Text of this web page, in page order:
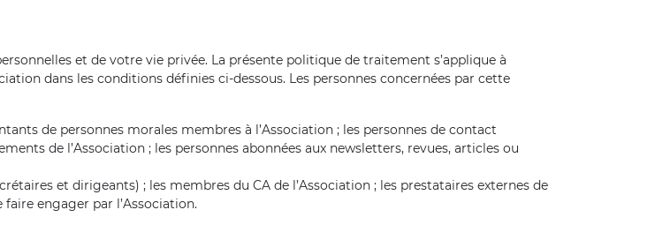
et de votre vie privée. La présente politique de traitement s’applique à
dans les conditions définies ci-dessous. Les personnes concernées par cette
de personnes morales membres à l’Association ; les personnes de contact
de l’Association ; les personnes abonnées aux newsletters, revues, articles ou
et dirigeants) ; les membres du CA de l’Association ; les prestataires externes de
engager par l’Association.